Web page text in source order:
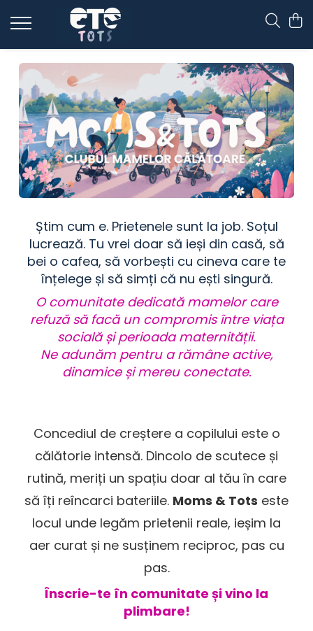
CĂRUCIOARE & SCAUNE AUTO
cărucioare YOYO
cărucioare NUNA
cărucioare U-GROW
scaune auto pentru avion
accesorii cărucioare
accesorii scaun auto
Știm cum e. Prietenele sunt la job. Soțul
lucrează. Tu vrei doar să ieși din casă, să
bei o cafea, să vorbești cu cineva care te
înțelege și să simți că nu ești singură.
O comunitate dedicată mamelor care
refuză să facă un compromis între viața
socială și perioada maternității.
Ne adunăm pentru a rămâne active,
dinamice și mereu conectate.
Concediul de creștere a copilului este o
călătorie intensă. Dincolo de scutece și
rutină, meriți un spațiu doar al tău în care
să îți reîncarci bateriile. Moms & Tots este
locul unde legăm prietenii reale, ieșim la
aer curat și ne susținem reciproc, pas cu
pas.
Înscrie-te în comunitate și vino la
plimbare!